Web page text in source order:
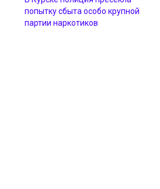
попытку сбыта особо крупной
партии наркотиков